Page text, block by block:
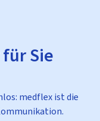
Sie
medflex ist die